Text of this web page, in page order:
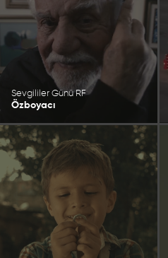
Sevgililer Günü RF
Özboyacı